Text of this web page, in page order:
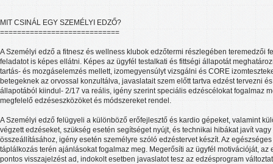
MIT CSINÁL EGY SZEMÉLYI EDZŐ?
============================
A Személyi edző a fitnesz és wellness klubok edzőtermi részlegében teremedzői
feladatot is képes ellátni. Képes az ügyfél testalkati és fittségi állapotát
tartás- és mozgáselemzés mellett, izomegyensúlyt vizsgálni és CORE
betegeknek az orvossal konzultálva, javaslatait szem előtt tartva edzést tervezni
állapotából kiindul- 2/17 va reális, igény szerint speciális edzéscélokat fogalmaz
megfelelő edzéseszközöket és módszereket rendel.
A Személyi edző felügyeli a különböző erőfejlesztő és kardio gépeket, valamint
végzett edzéseket, szükség esetén segítséget nyújt, és technikai hibákat javít
összeállításához, igény esetén személyre szóló edzéstervet készít. Az
táplálkozás terén ajánlásokat fogalmaz meg. Megerősíti az ügyfél motivációját, az
pontos visszajelzést ad, indokolt esetben javaslatot tesz az edzésprogram